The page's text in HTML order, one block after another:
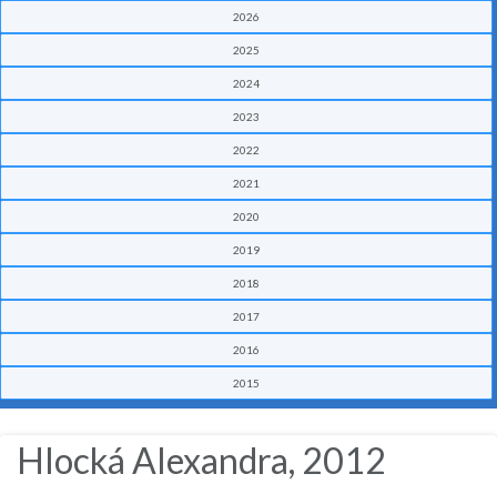
2026
2025
2024
2023
2022
2021
2020
2019
2018
2017
2016
2015
Hlocká Alexandra, 2012